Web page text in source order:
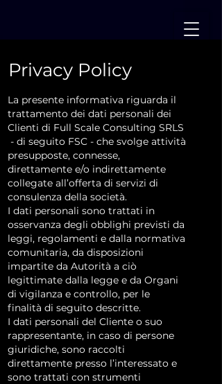
Privacy Policy
La presente informativa riguarda il
trattamento dei dati personali dei
Clienti di Full Scale Consulting SRLS
- di seguito FSC - che svolge attività
presupposte, connesse,
direttamente e/o indirettamente
collegate all’offerta di servizi di
consulenza della società.
I dati personali sono trattati in
osservanza degli obblighi previsti da
leggi, regolamenti e dalla normativa
comunitaria, da disposizioni
impartite da Autorità a ciò
legittimate dalla legge e da Organi
di vigilanza e controllo, per le
finalità di seguito descritte.
I dati personali del Cliente o suo
rappresentante, in caso di persone
giuridiche, sono raccolti
direttamente presso l’interessato e
sono trattati con strumenti